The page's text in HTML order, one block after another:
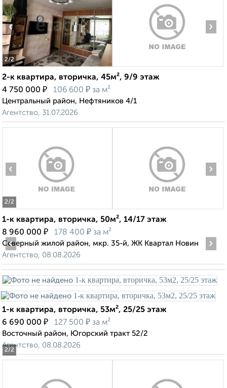
2/2
‹ ›
2-к квартира, вторичка, 45м², 9/9 этаж
4 750 000 ₽ 106 600 ₽ за м²
Центральный район, Нефтяников 4/1
Агентство, 31.07.2026
2/2
‹ ›
1-к квартира, вторичка, 50м², 14/17 этаж
8 960 000 ₽ 178 400 ₽ за м²
Северный жилой район, мкр. 35-й, ЖК Квартал Новин
Агентство, 08.08.2026
2/2
‹ ›
1-к квартира, вторичка, 53м², 25/25 этаж
6 690 000 ₽ 127 500 ₽ за м²
Восточный район, Югорский тракт 52/2
Агентство, 08.08.2026